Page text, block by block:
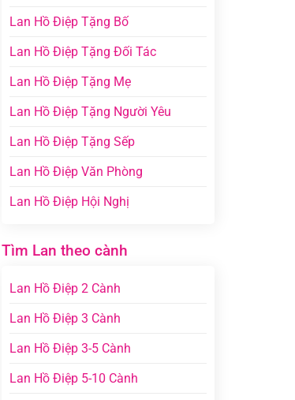
Lan Hồ Điệp Tặng Bố
Lan Hồ Điệp Tặng Đối Tác
Lan Hồ Điệp Tặng Mẹ
Lan Hồ Điệp Tặng Người Yêu
Lan Hồ Điệp Tặng Sếp
Lan Hồ Điệp Văn Phòng
Lan Hồ Điệp Hội Nghị
Tìm Lan theo cành
Lan Hồ Điệp 2 Cành
Lan Hồ Điệp 3 Cành
Lan Hồ Điệp 3-5 Cành
Lan Hồ Điệp 5-10 Cành